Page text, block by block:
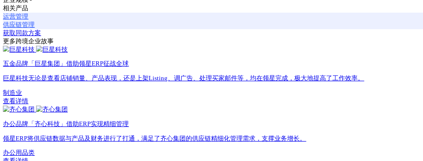
作为大健康领域的领军企业，健合集团需每日处理千万级订单量数据。以往，健合集团需要在多个电商平台之间汇总
无法满足精细化运营需求。
借助领星的全平台API接口，健合集团可高效整合其在Amazon、TikTok Shop、Shopify等平台的销售、库存、广告、
国、英国、意大利、泰国等多个跨国团队数据，以此打破数据壁垒，高效开展全球化管理。
通过领星的数据处理能力，健合集团能够在24小时内高效、稳定集成千万级别的订单数据，同时保证数据精准度，使
千万级数据。在领星的助力下，健合集团实时整合其全球电商平台的销售、供应链、财务等数据，并自动推送至
合规。